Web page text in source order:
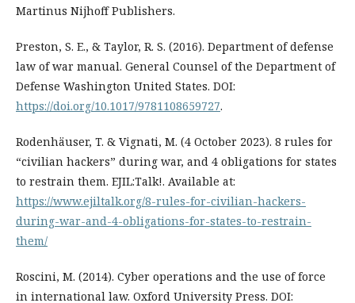
Martinus Nijhoff Publishers.
Preston, S. E., & Taylor, R. S. (2016). Department of defense
law of war manual. General Counsel of the Department of
Defense Washington United States. DOI:
https://doi.org/10.1017/9781108659727.
Rodenhäuser, T. & Vignati, M. (4 October 2023). 8 rules for
“civilian hackers” during war, and 4 obligations for states
to restrain them. EJIL:Talk!. Available at:
https://www.ejiltalk.org/8-rules-for-civilian-hackers-
during-war-and-4-obligations-for-states-to-restrain-
them/
Roscini, M. (2014). Cyber operations and the use of force
in international law. Oxford University Press. DOI: